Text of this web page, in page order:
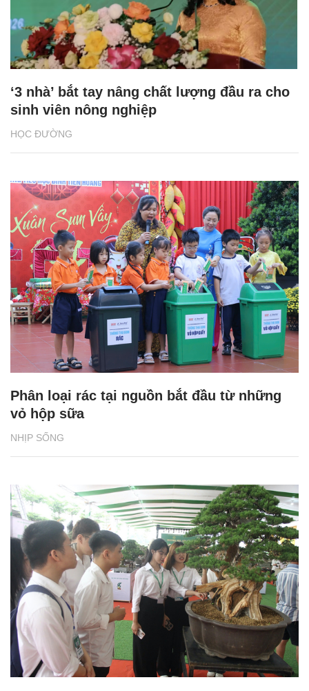
HỌC ĐƯỜNG
‘3 nhà’ bắt tay nâng chất lượng đầu ra cho
sinh viên nông nghiệp
NHỊP SỐNG
Phân loại rác tại nguồn bắt đầu từ những
vỏ hộp sữa